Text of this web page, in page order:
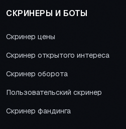
СКРИНЕРЫ И БОТЫ
Скринер цены
Скринер открытого интереса
Скринер оборота
Пользовательский скринер
Скринер фандинга